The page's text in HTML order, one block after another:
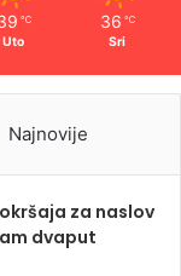
℃
Uto
36 ℃
Sri
Najnovije
za naslov
dvaput